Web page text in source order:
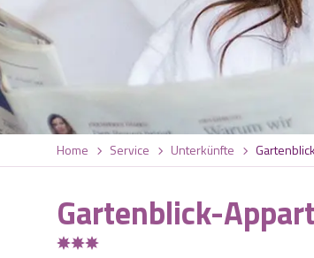
Home Service Unterkünfte
Gartenblick-